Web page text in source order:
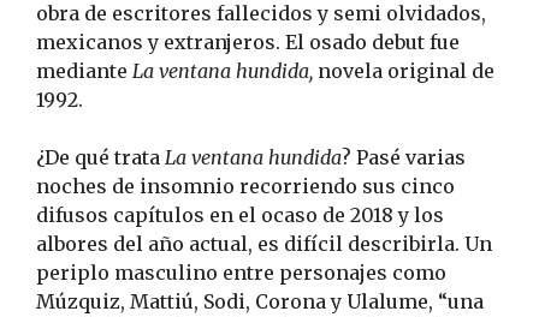
obra de escritores fallecidos y semi olvidados,
mexicanos y extranjeros. El osado debut fue
mediante La ventana hundida, novela original de
1992.
¿De qué trata La ventana hundida? Pasé varias
noches de insomnio recorriendo sus cinco
difusos capítulos en el ocaso de 2018 y los
albores del año actual, es difícil describirla. Un
periplo masculino entre personajes como
Múzquiz, Mattiú, Sodi, Corona y Ulalume, “una